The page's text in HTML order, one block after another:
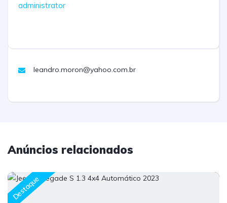
administrator
leandro.moron@yahoo.com.br
Anúncios relacionados
Destaque